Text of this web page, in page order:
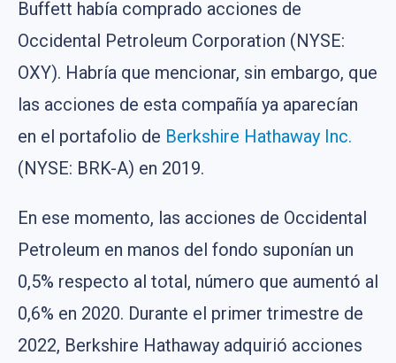
Buffett había comprado acciones de
Occidental Petroleum Corporation (NYSE:
OXY). Habría que mencionar, sin embargo, que
las acciones de esta compañía ya aparecían
en el portafolio de Berkshire Hathaway Inc.
(NYSE: BRK-A) en 2019.
En ese momento, las acciones de Occidental
Petroleum en manos del fondo suponían un
0,5% respecto al total, número que aumentó al
0,6% en 2020. Durante el primer trimestre de
2022, Berkshire Hathaway adquirió acciones